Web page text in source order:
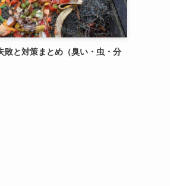
敗と対策まとめ（臭い・虫・分